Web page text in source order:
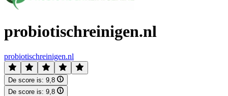
probiotischreinigen.nl
probiotischreinigen.nl
De score is: 9,8
De score is: 9,8